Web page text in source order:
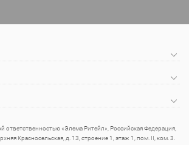
ответственностью «Элема Ритейл», Российская Федерация,
Красносельская, д. 13, строение 1, этаж 1, пом. II, ком. 3.